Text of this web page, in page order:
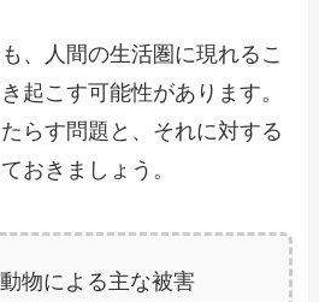
、人間の生活圏に現れるこ
起こす可能性があります。
らす問題と、それに対する
おきましょう。
物による主な被害